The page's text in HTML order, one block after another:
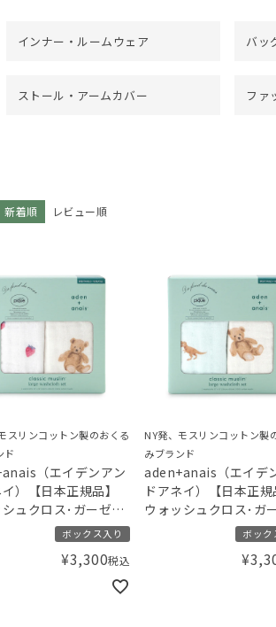
インナー・ルームウェア バッ
ストール・アームカバー ファ
新着順 レビュー順
スリンコットン製のおくる
ド
（エイデンアン
）【日本正規品】
ュクロス･ガーゼハ
2枚セット gelato
ジェラートピケ スト
ボックス入り
¥3,300税込
NY発、モスリンコットン製
みブランド
aden+anais（エイデ
ドアネイ）【日本正規
ウォッシュクロス･ガ
ンカチ 2枚セット
pique ジェラートピ
ボック
¥